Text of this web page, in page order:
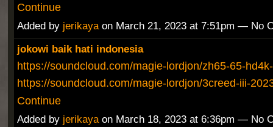
Continue
Added by jerikayaon March 21, 2023 at 7:51pm — No
jokowi baik hati indonesia
https://soundcloud.com/magie-lordjon/zh65-65-
https://soundcloud.com/magie-lordjon/3creed-iii-
Continue
Added by jerikayaon March 18, 2023 at 6:36pm — No